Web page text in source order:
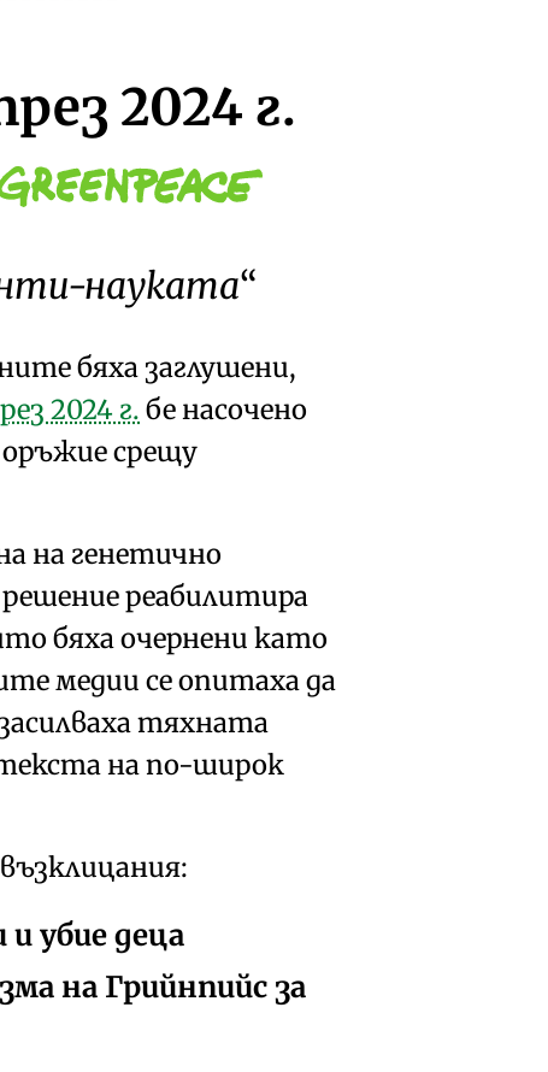
2024 г.
науката
бяха заглушени,
2024 г. бе насочено
срещу
на генетично
реабилитира
бяхаочернени като
медии се опитаха да
тяхната
на по-широк
убие деца
на Грийнпийс за